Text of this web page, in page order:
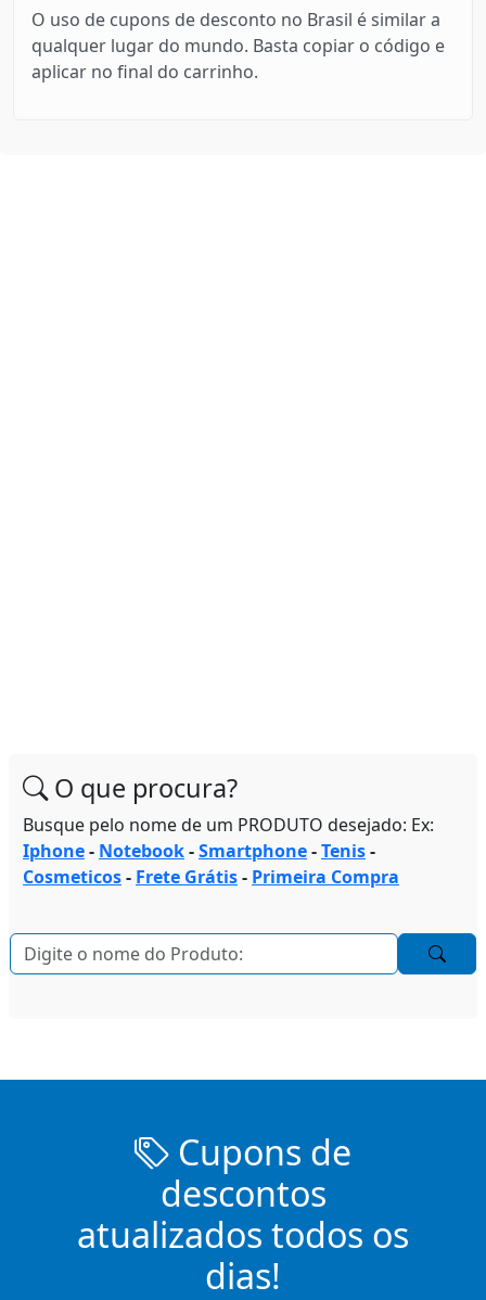
O uso de cupons de desconto no Brasil é similar a
qualquer lugar do mundo. Basta copiar o código e
aplicar no final do carrinho.
O que procura?
Busque pelo nome de um PRODUTO desejado: Ex:
Iphone- Notebook-Smartphone-Tenis-
Cosmeticos- Frete Grátis- Primeira Compra
Cupons de
descontos
atualizados todos os
dias!